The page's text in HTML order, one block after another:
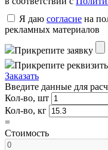
Я даю согласие на
рекламных материалов
Прикрепите заявку
Прикрепите
Заказать
Введите данные для
Кол-во, шт
Кол-во, кг
=
Стоимость